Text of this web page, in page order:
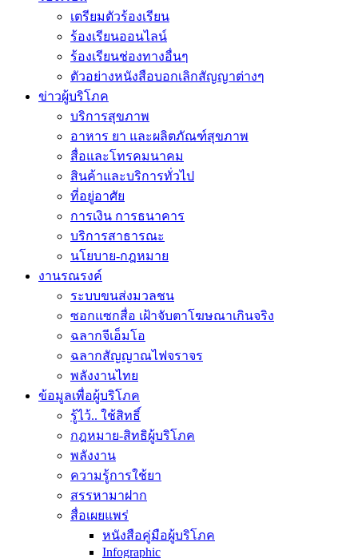
เตรียมตัวร้องเรียน
ร้องเรียนออนไลน์
ร้องเรียนช่องทางอื่นๆ
ตัวอย่างหนังสือบอกเลิกสัญญาต่างๆ
ข่าวผู้บริโภค
บริการสุขภาพ
อาหาร ยา และผลิตภัณฑ์สุขภาพ
สื่อและโทรคมนาคม
สินค้าและบริการทั่วไป
ที่อยู่อาศัย
การเงิน การธนาคาร
บริการสาธารณะ
นโยบาย-กฎหมาย
งานรณรงค์
ระบบขนส่งมวลชน
ซอกแซกสื่อ เฝ้าจับตาโฆษณาเกินจริง
ฉลากจีเอ็มโอ
ฉลากสัญญาณไฟจราจร
พลังงานไทย
ข้อมูลเพื่อผู้บริโภค
รู้ไว้.. ใช้สิทธิ์
กฎหมาย-สิทธิผู้บริโภค
พลังงาน
ความรู้การใช้ยา
สรรหามาฝาก
สื่อเผยแพร่
หนังสือคู่มือผู้บริโภค
Infographic